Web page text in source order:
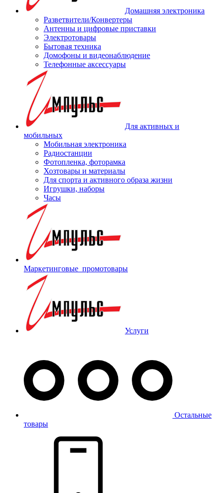
Домашняя электроника
Разветвители/Конвертеры
Антенны и цифровые приставки
Электротовары
Бытовая техника
Домофоны и видеонаблюдение
Телефонные аксессуары
Для активных и
мобильных
Мобильная электроника
Радиостанции
Фотопленка, фоторамка
Хозтовары и материалы
Для спорта и активного образа жизни
Игрушки, наборы
Часы
Маркетинговые_промотовары
Услуги
Остальные
товары